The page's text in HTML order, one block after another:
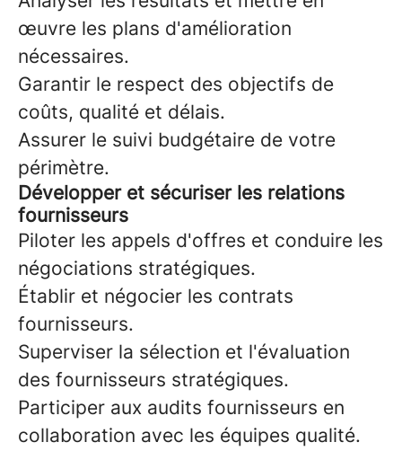
œuvre les plans d'amélioration
nécessaires.
Garantir le respect des objectifs de
coûts, qualité et délais.
Assurer le suivi budgétaire de votre
périmètre.
Développer et sécuriser les relations
fournisseurs
Piloter les appels d'offres et conduire les
négociations stratégiques.
Établir et négocier les contrats
fournisseurs.
Superviser la sélection et l'évaluation
des fournisseurs stratégiques.
Participer aux audits fournisseurs en
collaboration avec les équipes qualité.